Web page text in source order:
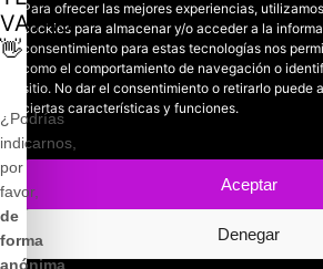
Para ofrecer las mejores experiencias,
cookies para almacenar y/o acceder a la
consentimiento para estas tecnologías nos
como el comportamiento de navegación o
sitio. No dar el consentimiento o retirarlo puede
ciertas características y funciones.
Aceptar
Denegar
Chat Whatsapp (solo texto):
+34 689 800 662
Correo:
contacto@mundofriki.es
Mundofriki.es
Casadejús Pérez
VAYAS
👋
¿Podrías
indicarnos,
por
favor,
de
forma
anónima